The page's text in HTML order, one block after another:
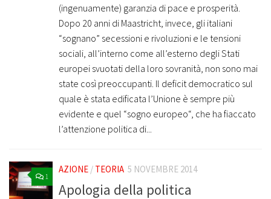
(ingenuamente) garanzia di pace e prosperità.
Dopo 20 anni di Maastricht, invece, gli italiani
“sognano” secessioni e rivoluzioni e le tensioni
sociali, all’interno come all’esterno degli Stati
europei svuotati della loro sovranità, non sono mai
state così preoccupanti. Il deficit democratico sul
quale è stata edificata l’Unione è sempre più
evidente e quel “sogno europeo“, che ha fiaccato
l’attenzione politica di...
1
AZIONE / TEORIA 5 NOVEMBRE 2014
Apologia della politica